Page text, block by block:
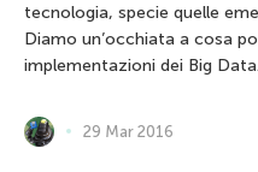
tecnologia, specie quelle
Diamo un’occhiata a cosa
implementazioni dei Big Data.
29 Mar 2016